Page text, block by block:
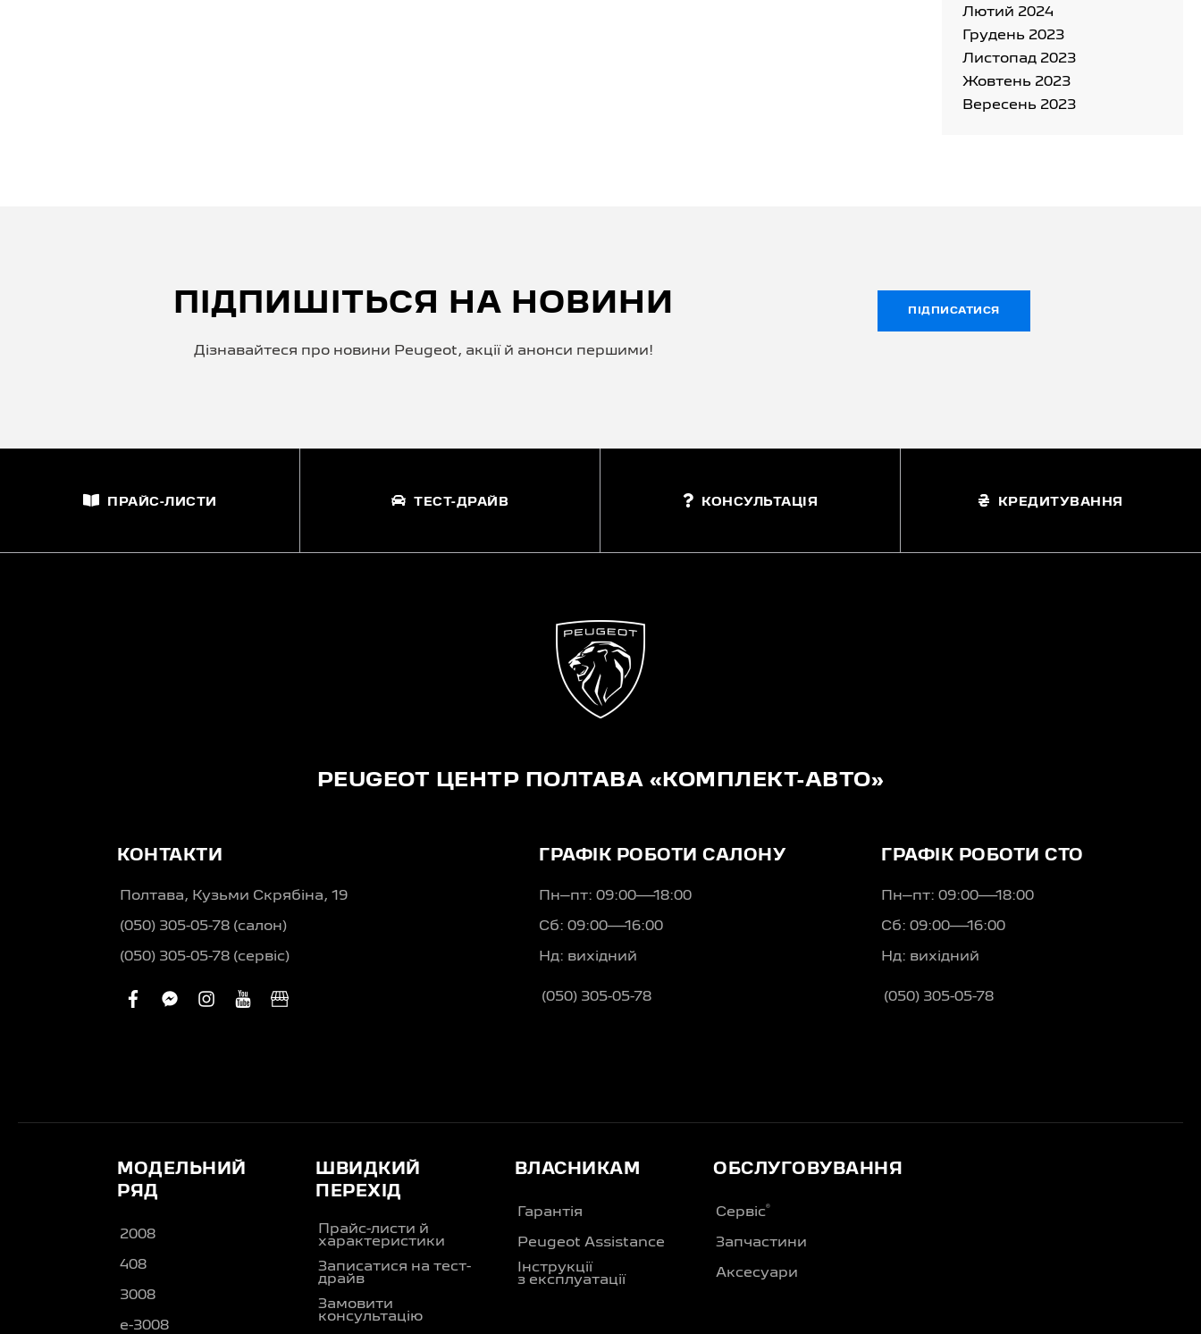
Лютий 2024
Грудень 2023
Листопад 2023
Жовтень 2023
Вересень 2023
ПІДПИШІТЬСЯ НА НОВИНИ
Дізнавайтеся про новини Peugeot, акції й анонси першими!
ПІДПИСАТИСЯ
ПРАЙС-ЛИСТИ ТЕСТ-ДРАЙВ КОНСУЛЬТАЦІЯ КРЕДИТУВАННЯ
PEUGEOT ЦЕНТР ПОЛТАВА «КОМПЛЕКТ-АВТО»
КОНТАКТИ
Полтава, Кузьми Скрябіна, 19
(050) 305-05-78 (салон)
(050) 305-05-78 (сервіс)
facebook
facebook-
instagram
youtube
business
ГРАФІК РОБОТИ САЛОНУ
Пн–пт: 09:00—18:00
Сб: 09:00—16:00
Нд: вихідний
(050) 305-05-78
ГРАФІК РОБОТИ СТО
Пн–пт: 09:00—18:00
Сб: 09:00—16:00
Нд: вихідний
(050) 305-05-78
МОДЕЛЬНИЙ
РЯД
2008
408
3008
e-3008
ШВИДКИЙ
ПЕРЕХІД
Прайс-листи й
характеристики
Записатися на тест-
драйв
Замовити
консультацію
ВЛАСНИКАМ
Гарантія
Peugeot Assistance
Інструкції
з експлуатації
ОБСЛУГОВУВАННЯ
Сервіс®
Запчастини
Аксесуари